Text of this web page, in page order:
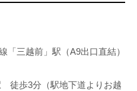
「三越前」駅（A9出口直結）
徒歩3分（駅地下道よりお越